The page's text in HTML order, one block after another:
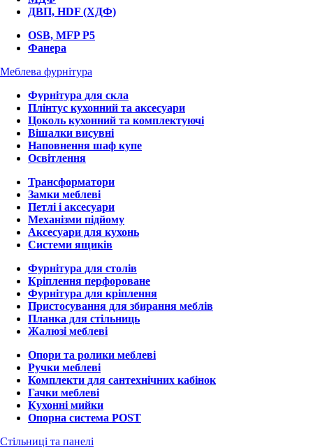
ДВП, HDF (ХДФ)
OSB, MFP P5
Фанера
Меблева фурнітура
Фурнітура для скла
Плінтус кухонний та аксесуари
Цоколь кухонний та комплектуючі
Вішалки висувні
Наповнення шаф купе
Освітлення
Трансформатори
Замки меблеві
Петлі і аксесуари
Механізми підйому
Аксесуари для кухонь
Системи ящиків
Фурнітура для столів
Кріплення перфороване
Фурнітура для кріплення
Пристосування для збирання меблів
Планка для стільниць
Жалюзі меблеві
Опори та ролики меблеві
Ручки меблеві
Комплекти для сантехнічних кабінок
Гачки меблеві
Кухонні мийки
Опорна система POST
Стільниці та панелі